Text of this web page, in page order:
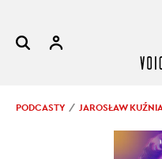
PODCASTY JAROSŁAW